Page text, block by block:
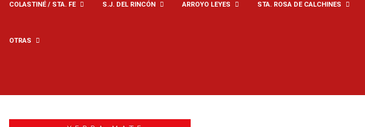
COLASTINÉ / STA. FE S.J. DEL RINCÓN ARROYO LEYES STA. ROSA DE CALCHINES
OTRAS